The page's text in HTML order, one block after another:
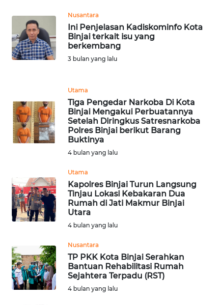
Nusantara
Ini Penjelasan Kadiskominfo Kota
Binjai terkait isu yang
berkembang
3 bulan yang lalu
Utama
Tiga Pengedar Narkoba Di Kota
Binjai Mengakui Perbuatannya
Setelah Diringkus Satresnarkoba
Polres Binjai berikut Barang
Buktinya
4 bulan yang lalu
Utama
Kapolres Binjai Turun Langsung
Tinjau Lokasi Kebakaran Dua
Rumah di Jati Makmur Binjai
Utara
4 bulan yang lalu
Nusantara
TP PKK Kota Binjai Serahkan
Bantuan Rehabilitasi Rumah
Sejahtera Terpadu (RST)
4 bulan yang lalu
WN
SULTRA
WN
SULTENG
WN
SULBAR
BABEL
WN
SUMBAR
SUMSEL
WN
BENGKULU